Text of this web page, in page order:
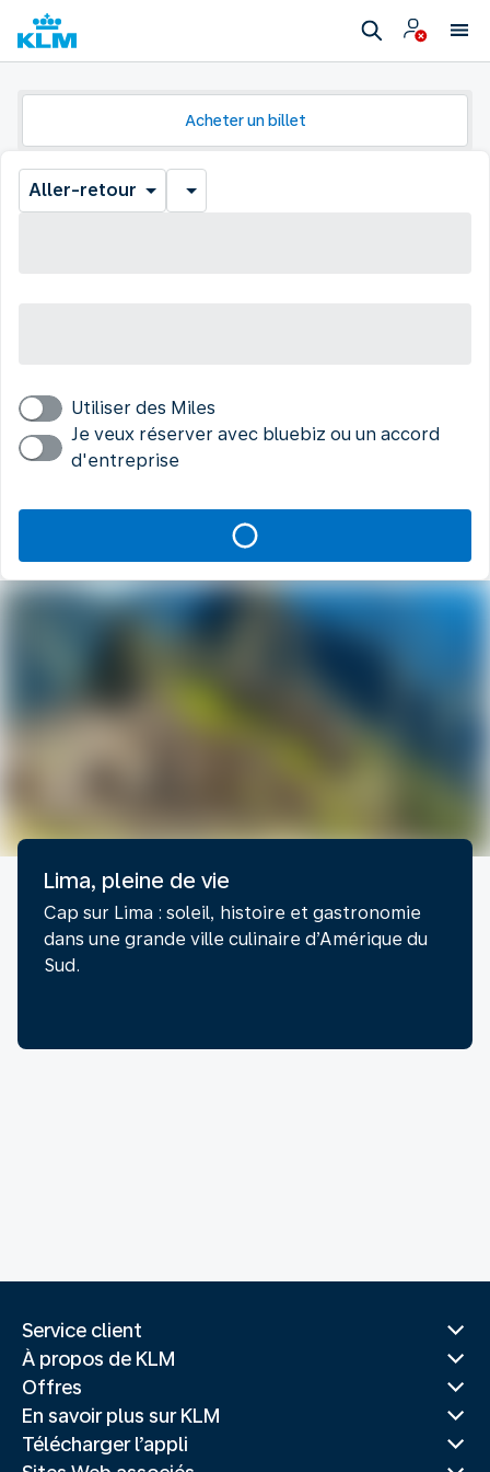
Acheter un billet
Aller-retour
Utiliser des Miles
Je veux réserver avec bluebiz ou un accord
d'entreprise
Lima, pleine de vie
Cap sur Lima : soleil, histoire et gastronomie
dans une grande ville culinaire d’Amérique du
Sud.
Service client
À propos de KLM
Offres
En savoir plus sur KLM
Télécharger l’appli